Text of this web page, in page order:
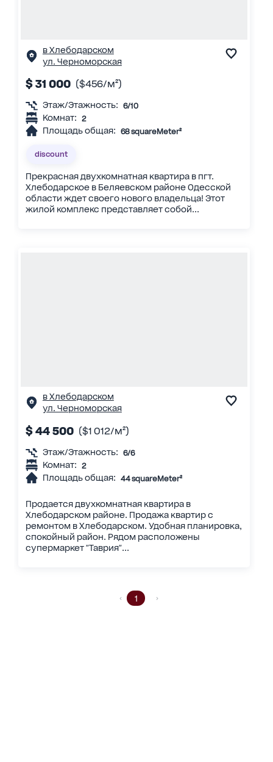
в Хлебодарском
ул. Черноморская
$ 31 000 ($456/м²)
Этаж/Этажность: 6/10
Комнат: 2
Площадь общая: 68 squareMeter²
discount
Прекрасная двухкомнатная квартира в пгт.
Хлебодарское в Беляевском районе Одесской
области ждет своего нового владельца! Этот
жилой комплекс представляет собой...
в Хлебодарском
ул. Черноморская
$ 44 500 ($1 012/м²)
Этаж/Этажность: 6/6
Комнат: 2
Площадь общая: 44 squareMeter²
Продается двухкомнатная квартира в
Хлебодарском районе. Продажа квартир с
ремонтом в Хлебодарском. Удобная планировка,
спокойный район. Рядом расположены
супермаркет "Таврия"...
1